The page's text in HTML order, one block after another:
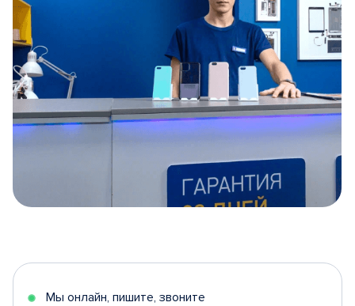
5
Мы онлайн, пишите, звоните